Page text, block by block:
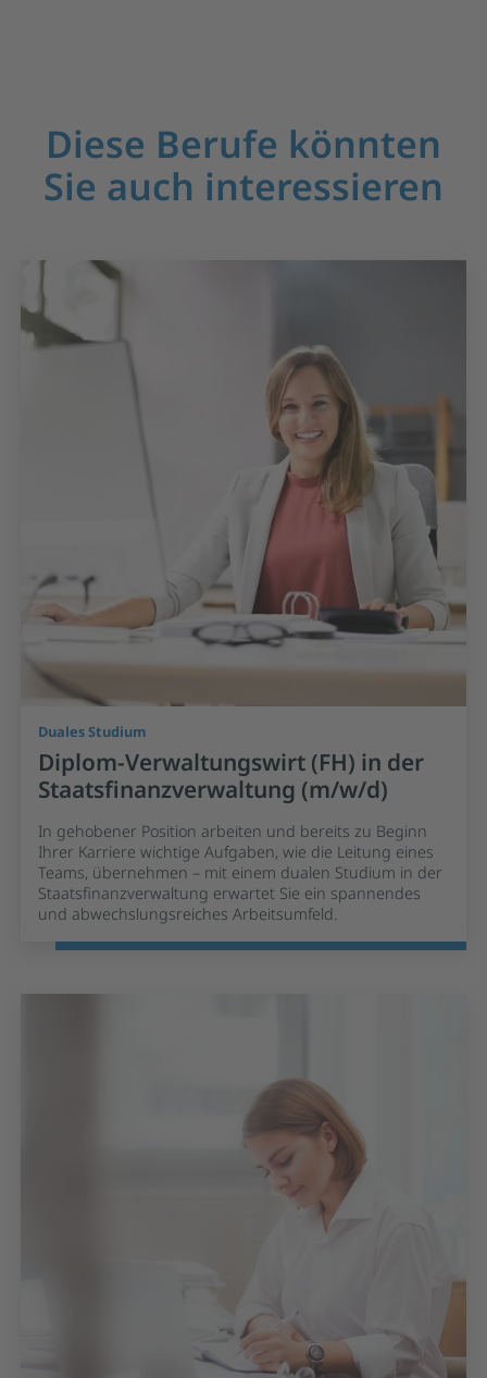
Diese Berufe könnten
Sie auch interessieren
Duales Studium
Diplom-Verwaltungswirt (FH) in der
Staatsfinanzverwaltung (m/w/d)
In gehobener Position arbeiten und bereits zu Beginn
Ihrer Karriere wichtige Aufgaben, wie die Leitung eines
Teams, übernehmen – mit einem dualen Studium in der
Staatsfinanzverwaltung erwartet Sie ein spannendes
und abwechslungsreiches Arbeitsumfeld.